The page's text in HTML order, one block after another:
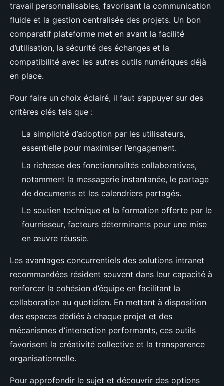
travail personnalisables, favorisant la communication
fluide et la gestion centralisée des projets. Un bon
comparatif plateforme met en avant la facilité
d’utilisation, la sécurité des échanges et la
compatibilité avec les autres outils numériques déjà
en place.
Pour faire un choix éclairé, il faut s’appuyer sur des
critères clés tels que :
La simplicité d’adoption par les utilisateurs,
essentielle pour maximiser l’engagement.
La richesse des fonctionnalités collaboratives,
notamment la messagerie instantanée, le partage
de documents et les calendriers partagés.
Le soutien technique et la formation offerte par le
fournisseur, facteurs déterminants pour une mise
en œuvre réussie.
Les avantages concurrentiels des solutions intranet
recommandées résident souvent dans leur capacité à
renforcer la cohésion d’équipe en facilitant la
collaboration au quotidien. En mettant à disposition
des espaces dédiés à chaque projet et des
mécanismes d’interaction performants, ces outils
favorisent la créativité collective et la transparence
organisationnelle.
Pour approfondir le sujet et découvrir des options